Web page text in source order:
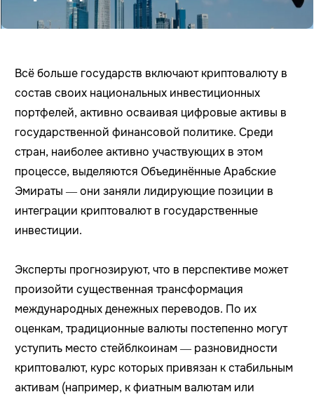
Всё больше государств включают криптовалюту в
состав своих национальных инвестиционных
портфелей, активно осваивая цифровые активы в
государственной финансовой политике. Среди
стран, наиболее активно участвующих в этом
процессе, выделяются Объединённые Арабские
Эмираты — они заняли лидирующие позиции в
интеграции криптовалют в государственные
инвестиции.
Эксперты прогнозируют, что в перспективе может
произойти существенная трансформация
международных денежных переводов. По их
оценкам, традиционные валюты постепенно могут
уступить место стейблкоинам — разновидности
криптовалют, курс которых привязан к стабильным
активам (например, к фиатным валютам или